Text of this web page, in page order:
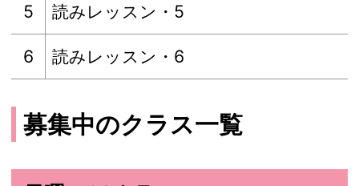
5 読みレッスン・5
6 読みレッスン・6
募集中のクラス一覧